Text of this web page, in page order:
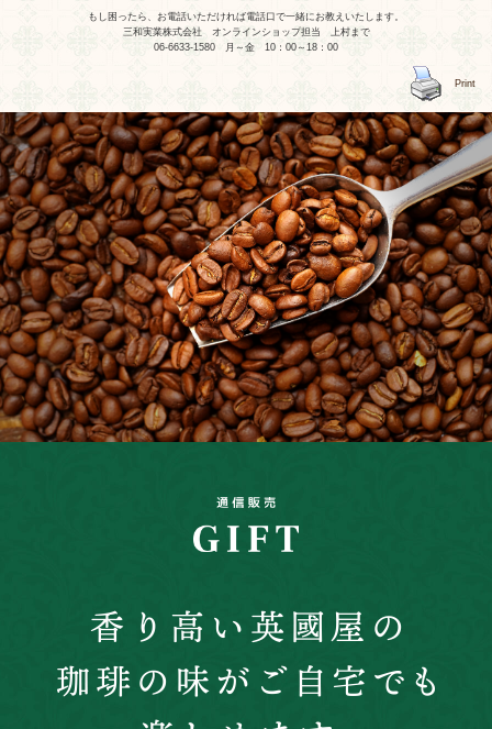
もし困ったら、お電話いただければ電話口で一緒にお教えいたします。
三和実業株式会社 オンラインショップ担当 上村まで
06-6633-1580 月～金 10：00～18：00
Print